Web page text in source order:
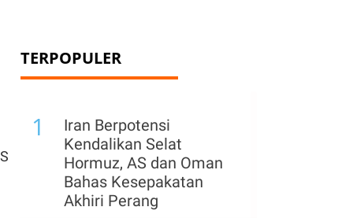
TERPOPULER
1
Iran Berpotensi
Kendalikan Selat
Hormuz, AS dan Oman
Bahas Kesepakatan
Akhiri Perang